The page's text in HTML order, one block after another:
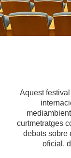
Aquest
curtmetratges
debats sobre
oficial,